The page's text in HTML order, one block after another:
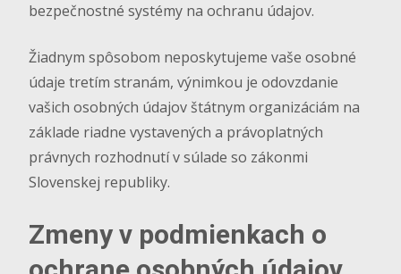
bezpečnostné systémy na ochranu údajov.
Žiadnym spôsobom neposkytujeme vaše osobné
údaje tretím stranám, výnimkou je odovzdanie
vašich osobných údajov štátnym organizáciám na
základe riadne vystavených a právoplatných
právnych rozhodnutí v súlade so zákonmi
Slovenskej republiky.
Zmeny v podmienkach o